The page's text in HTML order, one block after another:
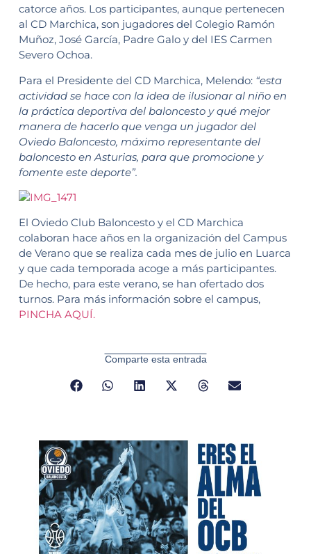
catorce años. Los participantes, aunque pertenecen
al CD Marchica, son jugadores del Colegio Ramón
Muñoz, José García, Padre Galo y del IES Carmen
Severo Ochoa.
Para el Presidente del CD Marchica, Melendo: “esta
actividad se hace con la idea de ilusionar al niño en
la práctica deportiva del baloncesto y qué mejor
manera de hacerlo que venga un jugador del
Oviedo Baloncesto, máximo representante del
baloncesto en Asturias, para que promocione y
fomente este deporte”.
El Oviedo Club Baloncesto y el CD Marchica
colaboran hace años en la organización del Campus
de Verano que se realiza cada mes de julio en Luarca
y que cada temporada acoge a más participantes.
De hecho, para este verano, se han ofertado dos
turnos. Para más información sobre el campus,
PINCHA AQUÍ.
Comparte esta entrada